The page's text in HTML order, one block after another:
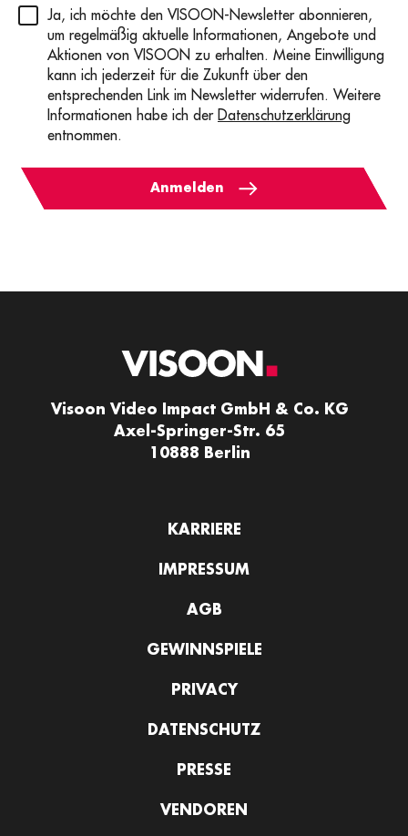
Privacy(erforderlich)
Ja, ich möchte den VISOON-Newsletter abonnieren,
um regelmäßig aktuelle Informationen, Angebote und
Aktionen von VISOON zu erhalten. Meine Einwilligung
kann ich jederzeit für die Zukunft über den
entsprechenden Link im Newsletter widerrufen. Weitere
Informationen habe ich der Datenschutzerklärung
entnommen.
Anmelden
Visoon Video Impact GmbH & Co. KG
Axel-Springer-Str. 65
10888 Berlin
KARRIERE
IMPRESSUM
AGB
GEWINNSPIELE
PRIVACY
DATENSCHUTZ
PRESSE
VENDOREN